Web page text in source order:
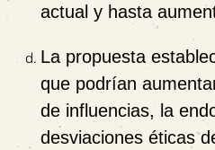
actual y hasta
La propuesta
que podrían
de influencias, la
desviaciones éticas